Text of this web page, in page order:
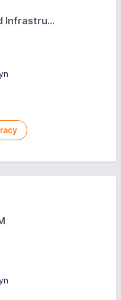
Infrastru...